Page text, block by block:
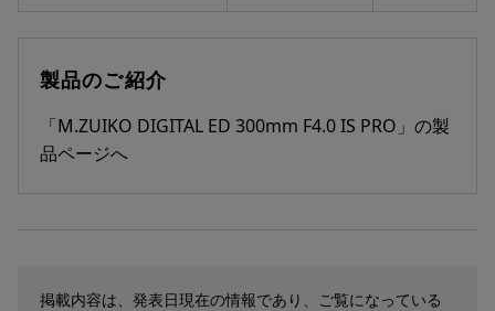
製品のご紹介
「M.ZUIKO DIGITAL ED 300mm F4.0 IS PRO」の製
品ページへ
掲載内容は、発表日現在の情報であり、ご覧になっている